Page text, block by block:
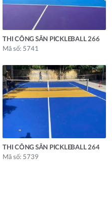
THI CÔNG SÂN PICKLEBALL 266
Mã số: 5741
THI CÔNG SÂN PICKLEBALL 264
Mã số: 5739